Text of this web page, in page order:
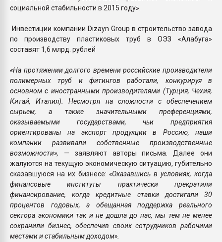
социальной стабильности в 2015 году».
Инвестиции компании Dizayn Group в строительство завода
по производству пластиковых труб в ОЭЗ «Алабуга»
составят 1,6 млрд. рублей
«На протяжении долгого времени российские производители
полимерных труб и фитингов работали, конкурируя в
основном с иностранными производителями (Турция, Чехия,
Китай, Италия). Несмотря на сложности с обеспечением
сырьем, а также значительными преференциями,
оказываемыми государствами, чьи предприятия
ориентированы на экспорт продукции в Россию, наши
компании развивали собственные производственные
возможности», — заявляют авторы письма. Далее они
жалуются на текущую экономическую ситуацию, губительно
сказавшуюся на их бизнесе:«Оказавшись в условиях, когда
финансовые институты практически прекратили
финансирование, когда кредитные ставки достигали 30
процентов годовых, а обещанная поддержка реального
сектора экономики так и не дошла до нас, мы тем не менее
сохранили бизнес, обеспечив своих сотрудников рабочими
местами и стабильным доходом».